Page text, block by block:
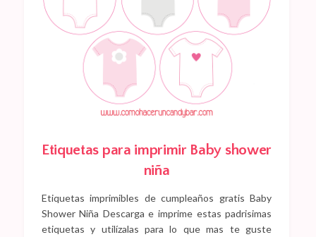
Etiquetas para imprimir Baby shower
niña
Etiquetas imprimibles de cumpleaños gratis Baby
Shower Niña Descarga e imprime estas padrisimas
etiquetas y utilízalas para lo que mas te guste